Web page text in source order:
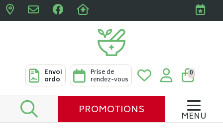
Pharmacies Clabots &
Envoi
ordo
Prise de
rendez-vous
0
PROMOTIONS MENU